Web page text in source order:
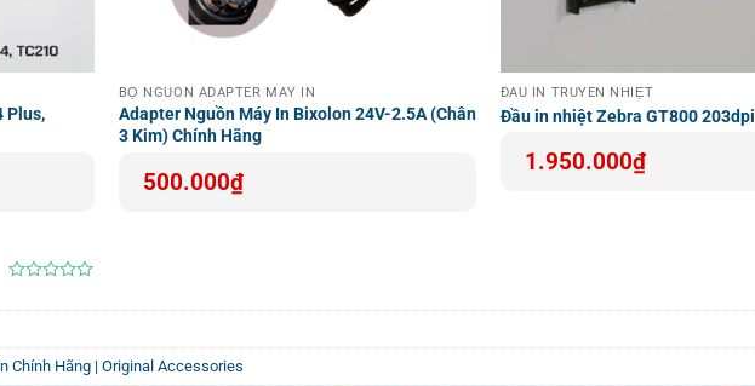
Plus,
out
5
BỘ NGUỒN ADAPTER MÁY IN
Adapter Nguồn Máy In Bixolon 24V-2.5A (Chân
3 Kim) Chính Hãng
500.000₫
ĐẦU IN TRUYỀN NHIỆT
Đầu in nhiệt Zebra GT800
1.950.000₫
Chính Hãng | Original Accessories